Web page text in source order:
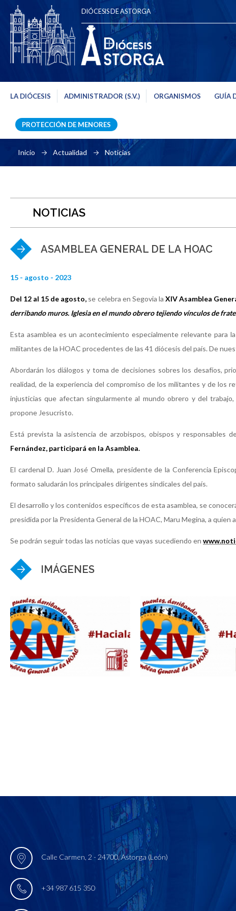
DIÓCESIS DE ASTORGA
LA DIÓCESIS ADMINISTRADOR (S.V.) ORGANISMOS GUÍA
PROTECCIÓN DE MENORES
Inicio Actualidad Noticias
NOTICIAS
ASAMBLEA GENERAL DE LA HOAC
15 - agosto - 2023
Del 12 al 15 de agosto, se celebra en Segovia la XIV Asamblea
derribando muros. Iglesia en el mundo obrero tejiendo vínculos de
Esta asamblea es un acontecimiento especialmente relevante para
militantes de la HOAC procedentes de las 41 diócesis del país. De
Abordarán los diálogos y toma de decisiones sobres los desafíos,
realidad, de la experiencia del compromiso de los militantes y de los
injusticias que afectan singularmente al mundo obrero y del
propone Jesucristo.
Está prevista la asistencia de arzobispos, obispos y responsables
Fernández, participará en la Asamblea.
El cardenal D. Juan José Omella, presidente de la Conferencia
formato saludarán los principales dirigentes sindicales del país.
El desarrollo y los contenidos específicos de esta asamblea, se
presidida por la Presidenta General de la HOAC, Maru Megina, a quien
Se podrán seguir todas las noticias que vayas sucediendo en
IMÁGENES
Calle Carmen, 2 - 24700. Astorga (León)
+34 987 615 350